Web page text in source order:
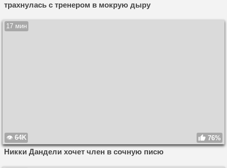
трахнулась с тренером в мокрую дыру
17 мин
64K 76%
Никки Дандели хочет член в сочную писю